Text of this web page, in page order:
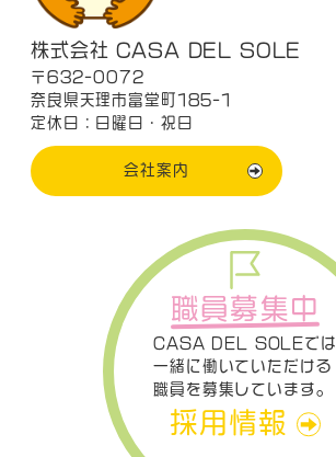
株式会社 CASA DEL SOLE
〒632-0072
奈良県天理市富堂町185-1
定休日：日曜日・祝日
会社案内
職員募集中
CASA DEL SOLEでは
一緒に働いていただける
職員を募集しています。
採用情報